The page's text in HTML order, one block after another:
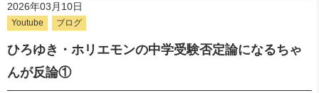
2026年03月10日
Youtube ブログ
ひろゆき・ホリエモンの中学受験否定論になるちゃ
んが反論①